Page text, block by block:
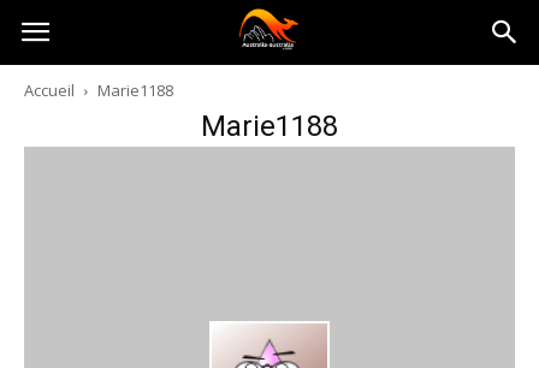
Australia-
australie.com
Accueil Marie1188
Marie1188